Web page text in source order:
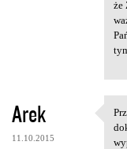
e
że
Arek
11.10.2015